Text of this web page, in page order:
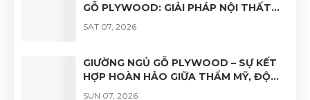
GỖ PLYWOOD: GIẢI PHÁP NỘI THẤT
BỀN ĐẸP, HIỆN ĐẠI VÀ ĐA DẠNG ỨNG
DỤNG
SAT 07, 2026
GIƯỜNG NGỦ GỖ PLYWOOD – SỰ KẾT
HỢP HOÀN HẢO GIỮA THẨM MỸ, ĐỘ
BỀN VÀ TÍNH ỨNG DỤNG
SUN 07, 2026